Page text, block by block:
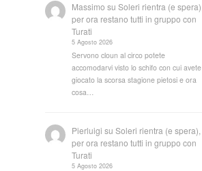
Massimo suSoleri rientra (e spera),
per ora restano tutti in gruppo con
Turati
5 Agosto 2026
Servono cloun al circo potete
accomodarvi visto lo schifo con cui avete
giocato la scorsa stagione pietosi e ora
cosa…
Pierluigi suSoleri rientra (e spera),
per ora restano tutti in gruppo con
Turati
5 Agosto 2026